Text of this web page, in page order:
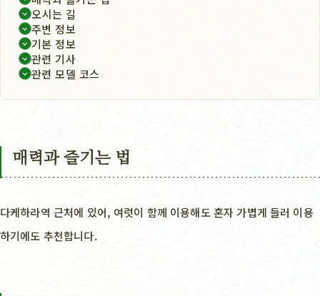
오시는 길
주변 정보
기본 정보
관련 기사
관련 모델 코스
매력과 즐기는 법
다케하라역 근처에 있어, 여럿이 함께 이용해도 혼자 가볍게 들러 이용
하기에도 추천합니다.